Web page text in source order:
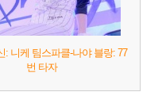
: 니케 팀스파클-나야 블랑: 77
번 타자